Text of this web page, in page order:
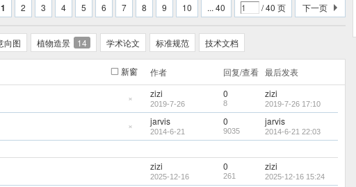
1 2 3 4 5 6 7 8 9 10 ... 40 / 40 页 下一页
向图 植物造景 14 学术论文 标准规范 技术文档
新窗 作者 回复/查看 最后发表
藏
顶
帖
zizi
2019-7-26
0
8
zizi
2019-7-26 17:10
藏
顶
jarvis
2014-6-21
0
9035
jarvis
2014-6-21 22:03
zizi
2025-12-16
0
261
zizi
2025-12-16 15:24